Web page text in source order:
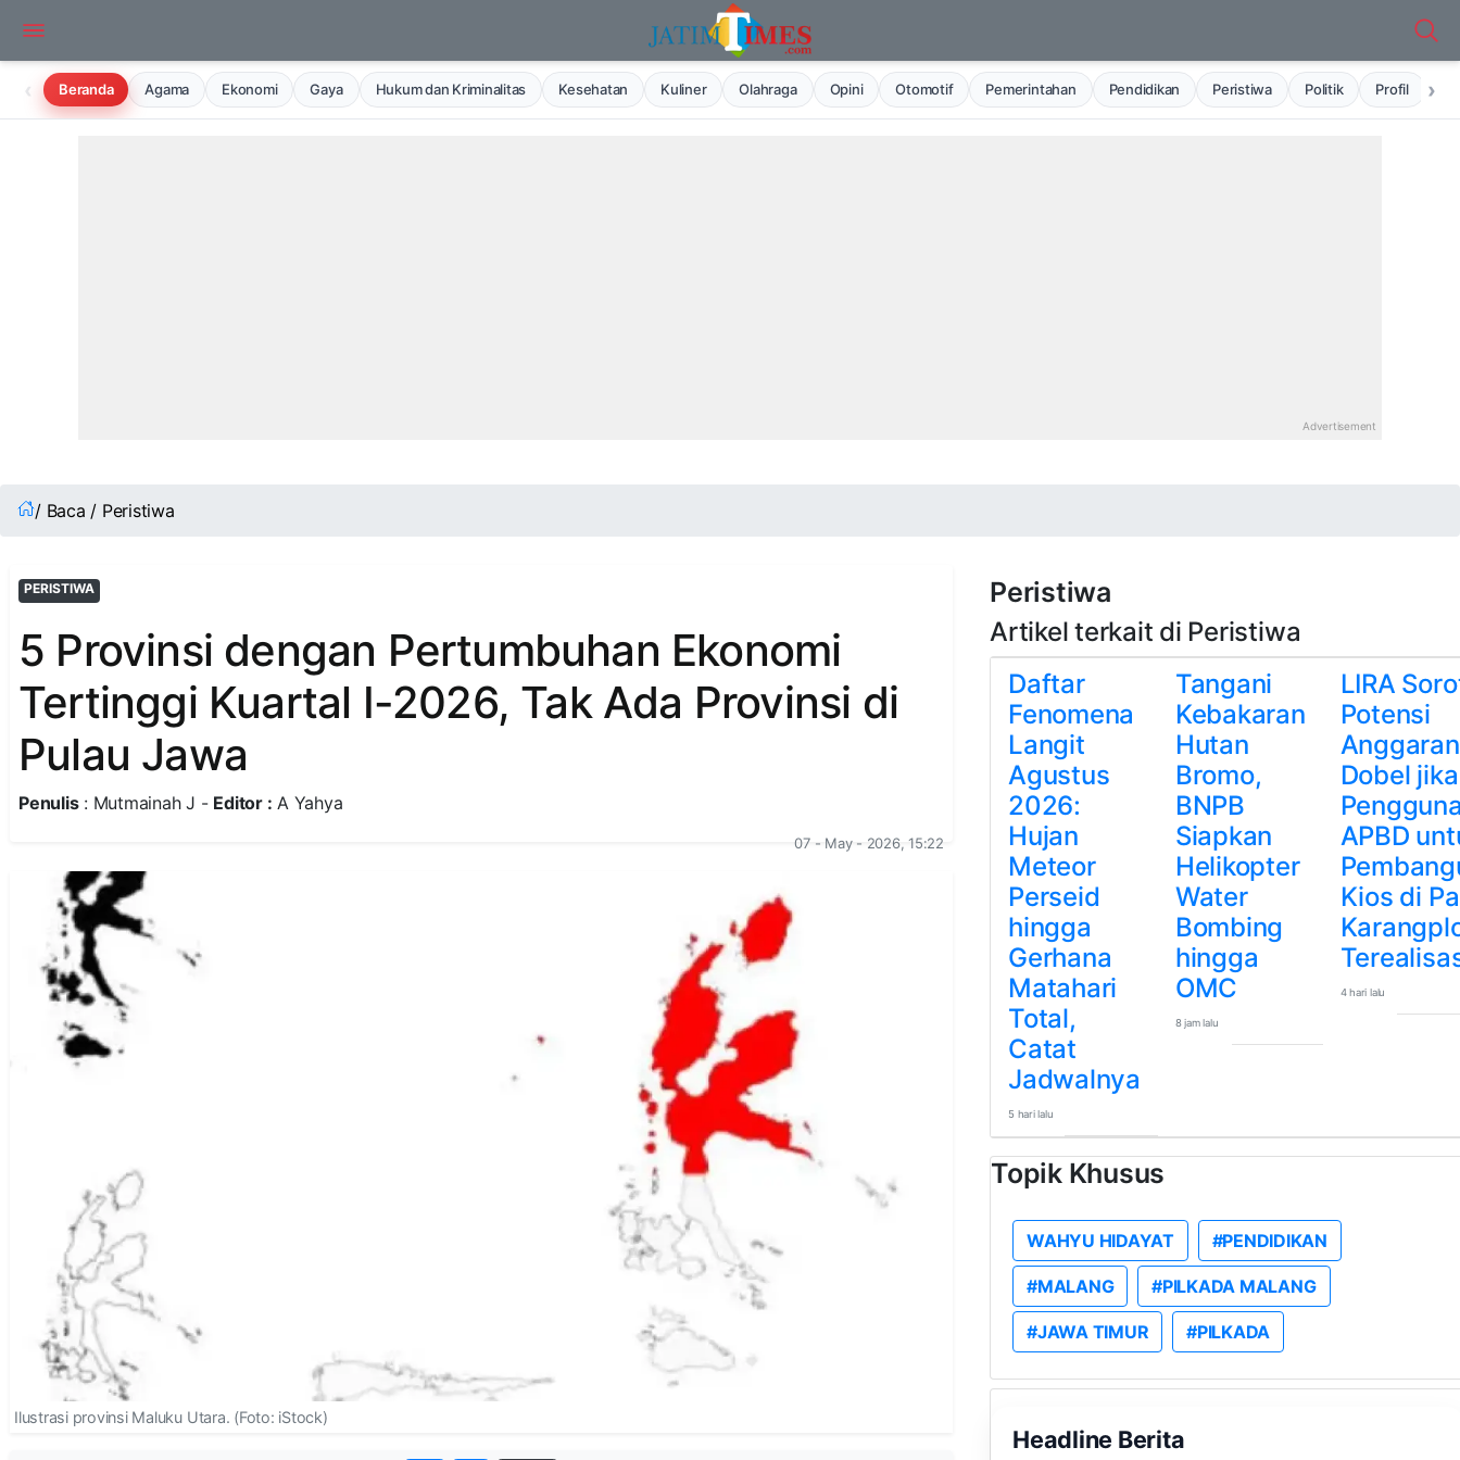
‹ Beranda Agama Ekonomi Gaya Hukum dan Kriminalitas Kesehatan Kuliner Olahraga Opini Otomotif Pemerintahan Pendidikan Peristiwa Politik Profil ›
/ Baca / Peristiwa
PERISTIWA
5 Provinsi dengan Pertumbuhan Ekonomi
Tertinggi Kuartal I-2026, Tak Ada Provinsi di
Pulau Jawa
Penulis: Mutmainah J - Editor : A Yahya
07 - May - 2026, 15:22
Ilustrasi provinsi Maluku Utara. (Foto: iStock)
Peristiwa
Artikel terkait di Peristiwa
Daftar
Fenomena
Langit
Agustus
2026:
Hujan
Meteor
Perseid
hingga
Gerhana
Matahari
Total,
Catat
Jadwalnya
5 hari lalu
Tangani
Kebakaran
Hutan
Bromo,
BNPB
Siapkan
Helikopter
Water
Bombing
hingga
OMC
8 jam lalu
LIRA
Potensi
Anggaran
Dobel jika
APBD
Kios di
4 hari lalu
Topik Khusus
WAHYU HIDAYAT #PENDIDIKAN
#MALANG #PILKADA MALANG
#JAWA TIMUR #PILKADA
Headline Berita